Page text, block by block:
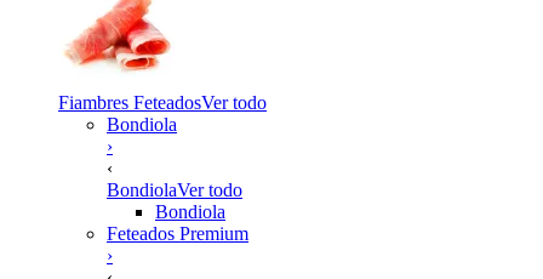
Fiambres FeteadosVer todo
Bondiola
›
‹
BondiolaVer todo
Bondiola
Feteados Premium
›